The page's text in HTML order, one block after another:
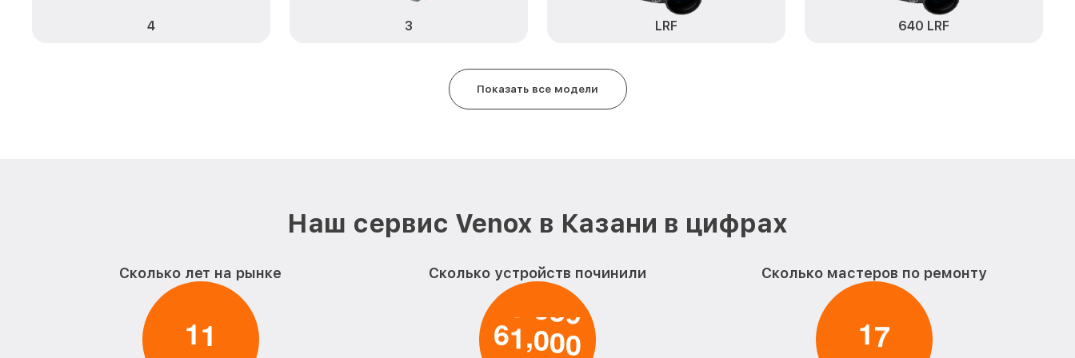
Замена корпуса 2 Venox
Замена дисплея (экрана) 2 Venox
Прошивка (Обновление ПО) 2 Venox
Ремонт разъема 2 Venox от 650₽ Заказать
Ремонт капиллярной трубки 2 Venox
4 3 LRF 640 LRF
Показать все модели
Наш сервис Venox в Казани в цифрах
Сколько лет на рынке
11
Сколько устройств починили
61,000
Сколько мастеров по ремонту
17